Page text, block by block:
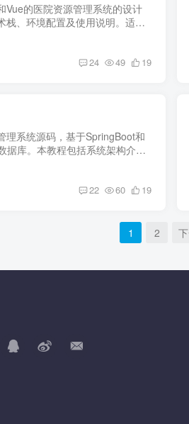
Vue的医院资源管理系统的设计
栈、环境配置及使用说明。适合
24 49 19
理系统源码，基于SpringBoot和
据库。本教程包括系统架构介
22 60 19
1 2